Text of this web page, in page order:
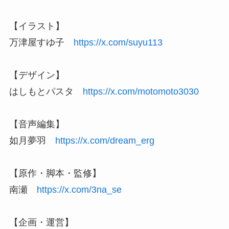
【イラスト】
万津屋すゆ子
https://x.com/suyu113
【デザイン】
はしもとパスタ
https://x.com/motomoto3030
【音声編集】
如月夢羽
https://x.com/dream_erg
【原作・脚本・監修】
南瀬
https://x.com/3na_se
【企画・運営】